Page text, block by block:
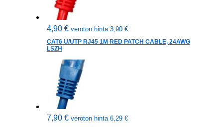
4,90 € veroton hinta 3,90 €
CAT6 U/UTP RJ45 1M RED PATCH CABLE, 24AWG
LSZH
7,90 € veroton hinta 6,29 €